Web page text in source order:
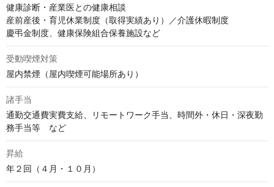
健康診断・産業医との健康相談
産前産後・育児休業制度（取得実績あり）／介護休暇制度
慶弔金制度、健康保険組合保養施設など
受動喫煙対策
屋内禁煙（屋内喫煙可能場所あり）
諸手当
通勤交通費実費支給、リモートワーク手当、時間外・休日・深夜勤
務手当等　など
昇給
年２回（４月・１０月）